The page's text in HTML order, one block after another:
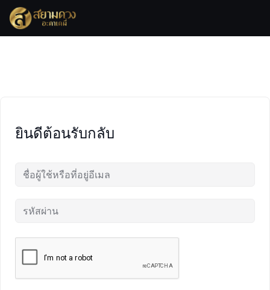
Skip
content
ยินดีต้อนรับกลับ